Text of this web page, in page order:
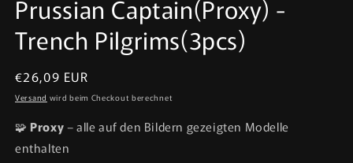
Prussian Captain(Proxy) -
Trench Pilgrims(3pcs)
Normaler
Preis
€26,09 EUR
Versand wird beim Checkout berechnet
🧩Proxy– alle auf den Bildern gezeigten Modelle
enthalten